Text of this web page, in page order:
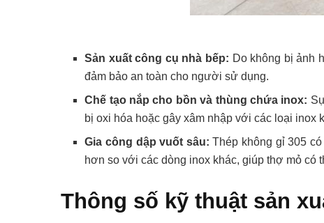
Sản xuất công cụ nhà bếp: Do không bị ảnh
đảm bảo an toàn cho người sử dụng.
Chế tạo nắp cho bồn và thùng chứa inox:
bị oxi hóa hoặc gây xâm nhập với các loại inox
Gia công dập vuốt sâu: Thép không gỉ 305
hơn so với các dòng inox khác, giúp thợ mỏ có
Thông số kỹ thuật sản